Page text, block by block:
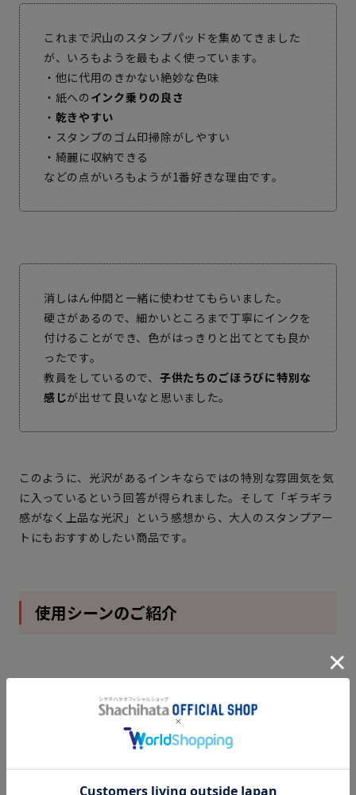
これまで沢山のスタンプパッドを集めてきました
が、いろもようを最もよく使っています。
・他に代用のきかない絶妙な色味
・紙への インク乗りの良さ
・ 乾きやすい
・スタンプのゴム印掃除がしやすい
・綺麗に収納できる
などの点がいろもようが1番好きな理由です。
消しはん仲間と一緒に使わせてもらいました。
硬さがあるので、細かいところまで丁寧にインクを
付けることができ、色がはっきりと出てとても良か
ったです。
教員をしているので、 子供たちのごほうびに特別な
感じが出せて良いなと思いました。
このように、光沢があるインキならではの特別な雰囲気を気
に入っているという回答が得られました。そして「ギラギラ
感がなく上品な光沢」という感想から、大人のスタンプアー
トにもおすすめしたい商品です。
使用シーンのご紹介